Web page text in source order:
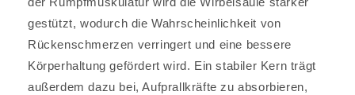
gestützt, wodurch die Wahrscheinlichkeit von
Rückenschmerzen verringert und eine bessere
Körperhaltung gefördert wird. Ein stabiler Kern trägt
außerdem dazu bei, Aufprallkräfte zu absorbieren,